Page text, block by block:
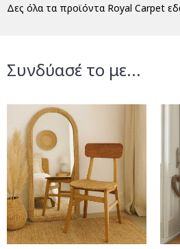
Δες όλα τα προϊόντα Royal Carpet
Συνδύασέ το με...